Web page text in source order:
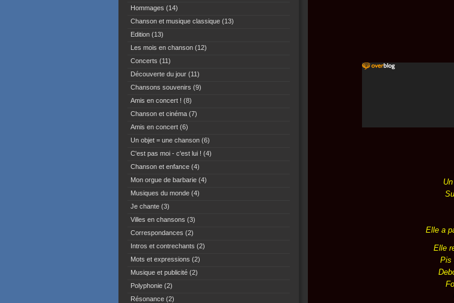
Hommages (14)
Chanson et musique classique (13)
Edition (13)
Les mois en chanson (12)
Concerts (11)
Découverte du jour (11)
Chansons souvenirs (9)
Amis en concert ! (8)
Chanson et cinéma (7)
Amis en concert (6)
Un objet = une chanson (6)
C'est pas moi - c'est lui ! (4)
Chanson et enfance (4)
Mon orgue de barbarie (4)
Musiques du monde (4)
Je chante (3)
Villes en chansons (3)
Correspondances (2)
Intros et contrechants (2)
Mots et expressions (2)
Musique et publicité (2)
Polyphonie (2)
Résonance (2)
Elle a
Elle
Pis